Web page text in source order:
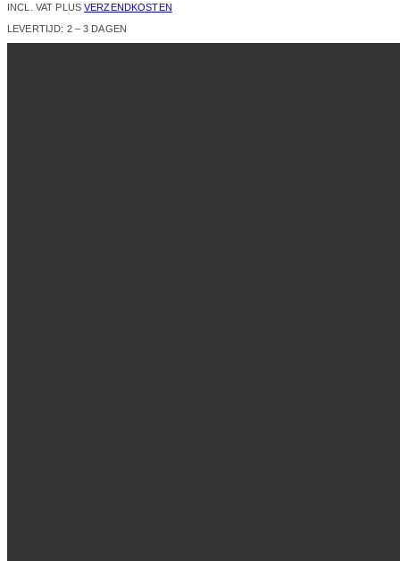
INCL. VAT PLUSVERZENDKOSTEN
LEVERTIJD: 2 – 3 DAGEN